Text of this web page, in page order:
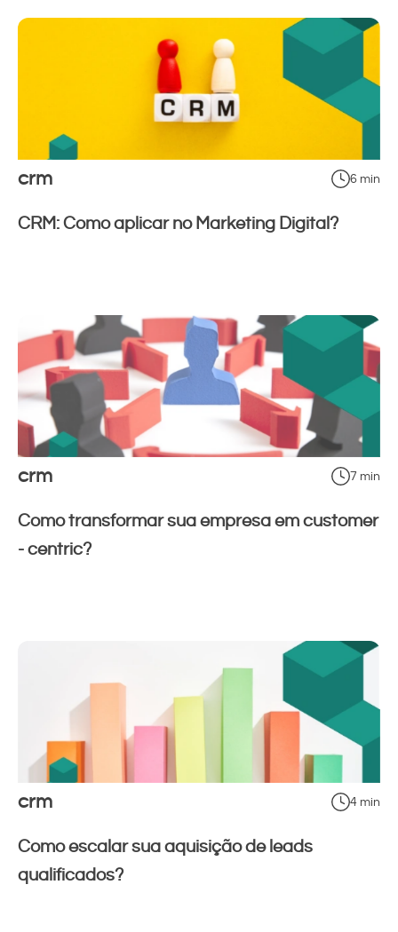
crm 6 min
CRM: Como aplicar no Marketing Digital?
crm 7 min
Como transformar sua empresa em customer
- centric?
crm 4 min
Como escalar sua aquisição de leads
qualificados?